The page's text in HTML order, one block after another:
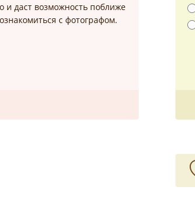
и даст возможность поближе
с фотографом.